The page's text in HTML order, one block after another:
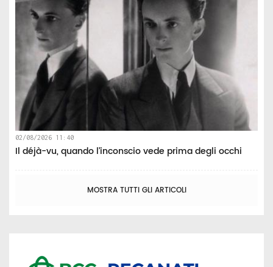
02/08/2026 11:40
Il déjà-vu, quando l’inconscio vede prima degli occhi
MOSTRA TUTTI GLI ARTICOLI